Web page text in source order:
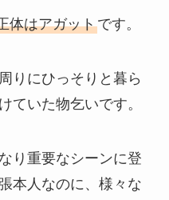
体はアガットです。
りにひっそりと暮ら
ていた物乞いです。
り重要なシーンに登
本人なのに、様々な